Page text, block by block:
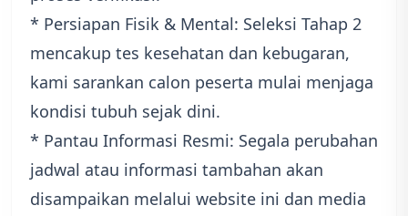
* Persiapan Fisik & Mental: Seleksi Tahap 2
mencakup tes kesehatan dan kebugaran,
kami sarankan calon peserta mulai menjaga
kondisi tubuh sejak dini.
* Pantau Informasi Resmi: Segala perubahan
jadwal atau informasi tambahan akan
disampaikan melalui website ini dan media